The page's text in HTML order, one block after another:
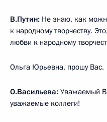
В.Путин: Не знаю, как
к народному творчеству.
любви к народному
Ольга Юрьевна, прошу Вас.
О.Васильева: Уважаемый
уважаемые коллеги!